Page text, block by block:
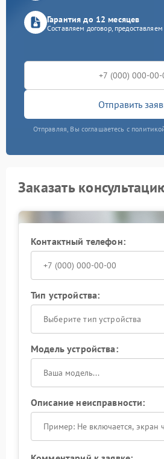
Гарантия до 12 месяцев
Составляем договор,
Отправить
Отправляя, Вы соглашаетесь с
Заказать
Контактный телефон:
Тип устройства:
Выберите тип устройства
Модель устройства:
Описание неисправности: